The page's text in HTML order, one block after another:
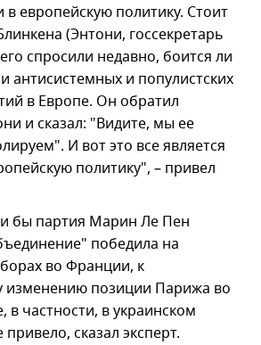
в европейскую политику. Стоит
(Энтони, госсекретарь
спросили недавно, боится ли
антисистемных и популистских
в Европе. Он обратил
и сказал: "Видите, мы ее
И вот это все является
политику", – привел
бы партия Марин Ле Пен
победила на
во Франции, к
изменению позиции Парижа во
в частности, в украинском
сказал эксперт.